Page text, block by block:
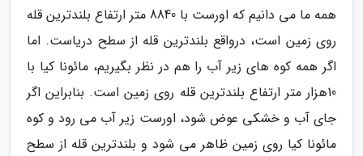
همه ما می دانیم که اورست با 8840 متر ارتفاع بلندترین قله
روی زمین است، درواقع بلندترین قله از سطح دریاست. اما
اگر همه کوه های زیر آب را هم در نظر بگیریم، مائونا کیا با
10هزار متر ارتفاع بلندترین قله روی زمین است. بنابراین اگر
جای آب و خشکی عوض شود، اورست زیر آب می رود و کوه
مائونا کیا روی زمین ظاهر می شود و بلندترین قله از سطح